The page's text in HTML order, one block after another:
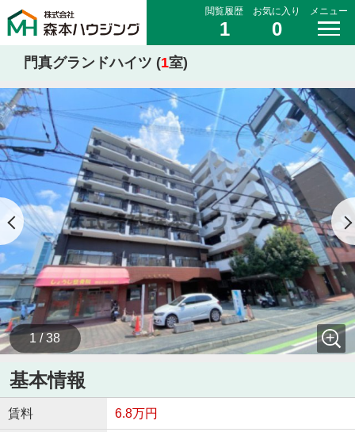
閲覧履歴
1
お気に入り
0
メニュー
門真グランドハイツ (1室)
1 / 38
基本情報
賃料 6.8万円